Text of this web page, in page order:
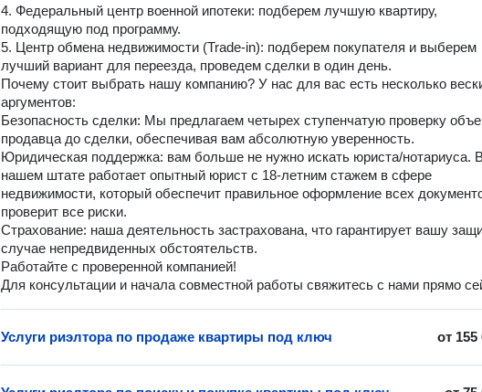
4. Федеральный центр военной ипотеки: подберем лучшую квартиру,
подходящую под программу.
5. Центр обмена недвижимости (Trade-in): подберем покупателя и выберем
лучший вариант для переезда, проведем сделки в один день.
Почему стоит выбрать нашу компанию? У нас для вас есть несколько
аргументов:
Безопасность сделки: Мы предлагаем четырех ступенчатую проверку
продавца до сделки, обеспечивая вам абсолютную уверенность.
Юридическая поддержка: вам больше не нужно искать юриста/нотариуса.
нашем штате работает опытный юрист с 18-летним стажем в сфере
недвижимости, который обеспечит правильное оформление всех
проверит все риски.
Страхование: наша деятельность застрахована, что гарантирует вашу
случае непредвиденных обстоятельств.
Работайте с проверенной компанией!
Для консультации и начала совместной работы свяжитесь с нами прямо
от 155
Услуги риэлтора по продаже квартиры под ключ